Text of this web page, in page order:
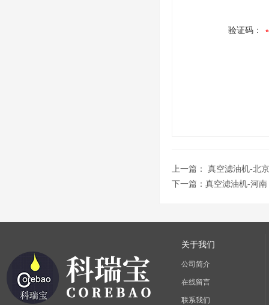
验证码：
上一篇： 真空滤油机-北京
下一篇： 真空滤油机-河南
关于我们
公司简介
在线留言
联系我们